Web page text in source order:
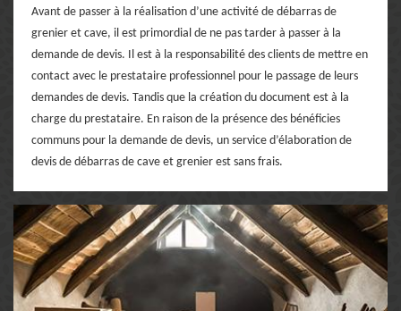
Avant de passer à la réalisation d’une activité de débarras de
grenier et cave, il est primordial de ne pas tarder à passer à la
demande de devis. Il est à la responsabilité des clients de mettre en
contact avec le prestataire professionnel pour le passage de leurs
demandes de devis. Tandis que la création du document est à la
charge du prestataire. En raison de la présence des bénéficies
communs pour la demande de devis, un service d’élaboration de
devis de débarras de cave et grenier est sans frais.